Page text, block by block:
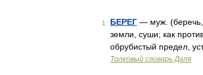
1 БЕРЕГ — муж. (беречь,
земли, суши; как
обрубистый предел,
Толковый словарь Даля